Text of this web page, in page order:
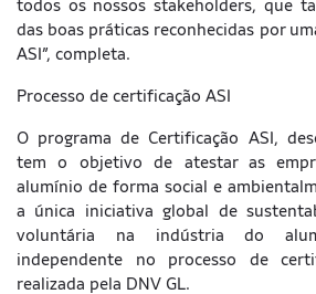
todos os nossos stakeholders, que
das boas práticas reconhecidas por
ASI”, completa.
Processo de certificação ASI
O programa de Certificação ASI,
tem o objetivo de atestar as
alumínio de forma social e
a única iniciativa global de
voluntária na indústria do
independente no processo de
realizada pela DNV GL.